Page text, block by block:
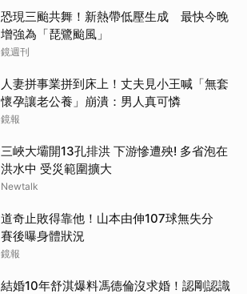
恐現三颱共舞！新熱帶低壓生成 最快今晚
增強為「琵鷺颱風」
鏡週刊
人妻拼事業拼到床上！丈夫見小王喊「無套
懷孕讓老公養」崩潰：男人真可憐
鏡報
三峽大壩開13孔排洪 下游慘遭殃! 多省泡在
洪水中 受災範圍擴大
Newtalk
道奇止敗得靠他！山本由伸107球無失分
賽後曝身體狀況
鏡報
結婚10年舒淇爆料馮德倫沒求婚！認剛認識